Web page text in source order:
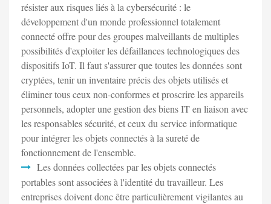
résister aux risques liés à la cybersécurité : le
développement d'un monde professionnel totalement
connecté offre pour des groupes malveillants de multiples
possibilités d'exploiter les défaillances technologiques des
dispositifs IoT. Il faut s'assurer que toutes les données sont
cryptées, tenir un inventaire précis des objets utilisés et
éliminer tous ceux non-conformes et proscrire les appareils
personnels, adopter une gestion des biens IT en liaison avec
les responsables sécurité, et ceux du service informatique
pour intégrer les objets connectés à la sureté de
fonctionnement de l'ensemble.
Les données collectées par les objets connectés
portables sont associées à l'identité du travailleur. Les
entreprises doivent donc être particulièrement vigilantes au